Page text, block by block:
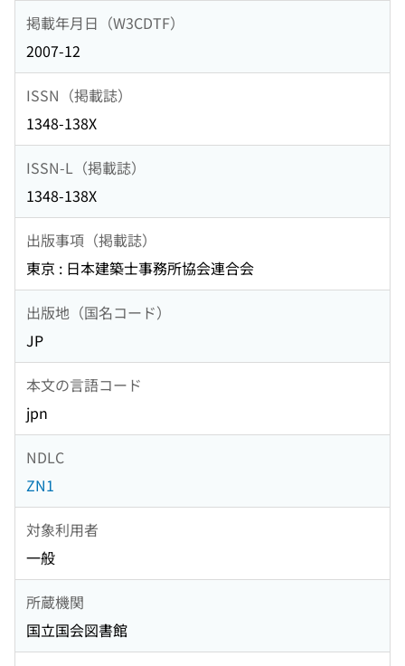
掲載年月日（W3CDTF）
2007-12
ISSN（掲載誌）
1348-138X
ISSN-L（掲載誌）
1348-138X
出版事項（掲載誌）
東京 : 日本建築士事務所協会連合会
出版地（国名コード）
JP
本文の言語コード
jpn
NDLC
ZN1
対象利用者
一般
所蔵機関
国立国会図書館